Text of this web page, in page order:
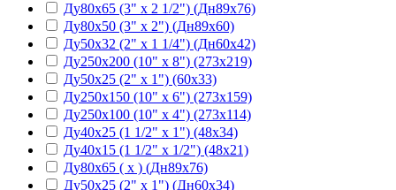
Ду80х65 (3" х 2 1/2") (Дн89х76)
Ду80х50 (3" х 2") (Дн89х60)
Ду50х32 (2" х 1 1/4") (Дн60х42)
Ду250х200 (10" х 8") (273х219)
Ду50х25 (2" х 1") (60х33)
Ду250х150 (10" х 6") (273х159)
Ду250х100 (10" х 4") (273х114)
Ду40х25 (1 1/2" х 1") (48х34)
Ду40х15 (1 1/2" х 1/2") (48х21)
Ду80х65 ( х ) (Дн89х76)
Ду50х25 (2" х 1") (Дн60х34)